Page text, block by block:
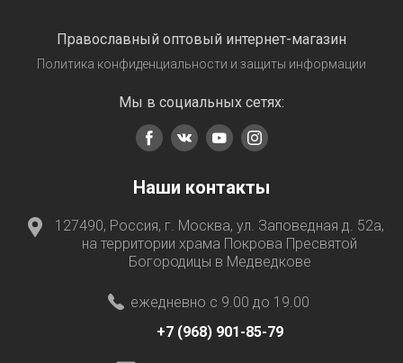
Православный оптовый интернет-магазин
Политика конфиденциальности и защиты информации
Мы в социальных сетях:
Наши контакты
127490, Россия, г. Москва, ул. Заповедная д. 52а,
на территории храма Покрова Пресвятой
Богородицы в Медведкове
ежедневно с 9.00 до 19.00
+7 (968) 901-85-79